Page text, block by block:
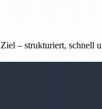
– strukturiert, schnell